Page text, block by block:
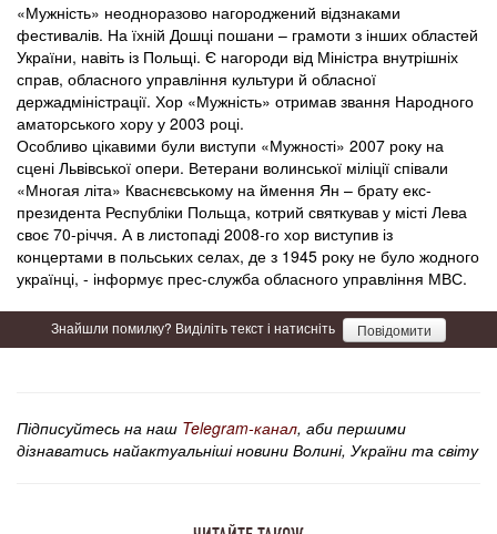
«Мужність» неодноразово нагороджений відзнаками
фестивалів. На їхній Дошці пошани – грамоти з інших областей
України, навіть із Польщі. Є нагороди від Міністра внутрішніх
справ, обласного управління культури й обласної
держадміністрації. Хор «Мужність» отримав звання Народного
аматорського хору у 2003 році.
Особливо цікавими були виступи «Мужності» 2007 року на
сцені Львівської опери. Ветерани волинської міліції співали
«Многая літа» Кваснєвському на ймення Ян – брату екс-
президента Республіки Польща, котрий святкував у місті Лева
своє 70-річчя. А в листопаді 2008-го хор виступив із
концертами в польських селах, де з 1945 року не було жодного
українці, - інформує прес-служба обласного управління МВС.
Знайшли помилку? Виділіть текст і натисніть Повідомити
Підписуйтесь на наш Telegram-канал, аби першими
дізнаватись найактуальніші новини Волині, України та світу